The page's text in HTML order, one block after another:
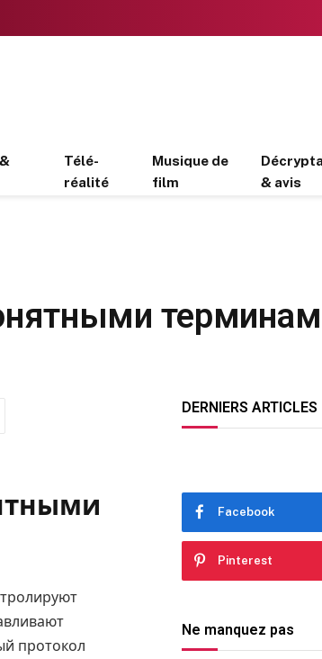
Télé-
réalité
Musique de
film
& avis
протокол
DERNIERS ARTICLES
Facebook
Pinterest
Ne manquez pas